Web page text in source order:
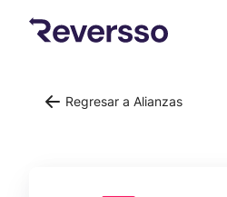
Regresar a Alianzas